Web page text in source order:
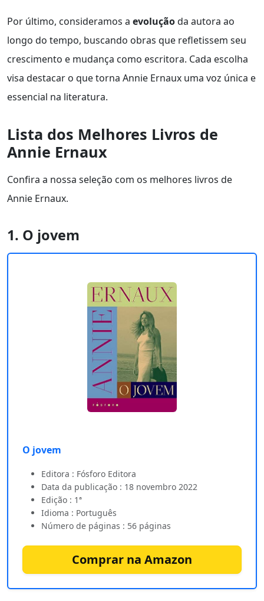
Por último, consideramos a evoluçãoda autora ao
longo do tempo, buscando obras que refletissem seu
crescimento e mudança como escritora. Cada escolha
visa destacar o que torna Annie Ernaux uma voz única e
essencial na literatura.
Lista dos Melhores Livros de
Annie Ernaux
Confira a nossa seleção com os melhores livros de
Annie Ernaux.
1. O jovem
O jovem
Editora : Fósforo Editora
Data da publicação : 18 novembro 2022
Edição : 1ª
Idioma : Português
Número de páginas : 56 páginas
Comprar na Amazon